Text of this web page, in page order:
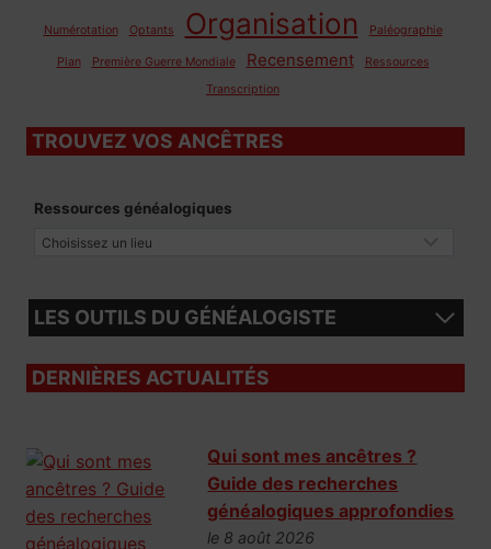
Numérotation Optants Organisation Paléographie
Plan Première Guerre Mondiale Recensement
Ressources
Transcription
TROUVEZ VOS ANCÊTRES
Ressources généalogiques
LES OUTILS DU GÉNÉALOGISTE
DERNIÈRES ACTUALITÉS
Qui sont mes ancêtres ?
Guide des recherches
généalogiques approfondies
le 8 août 2026